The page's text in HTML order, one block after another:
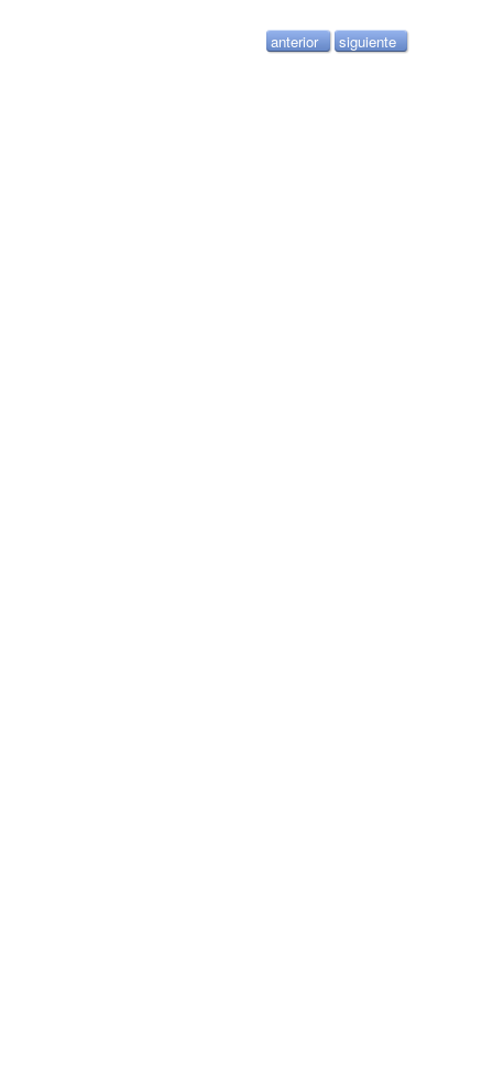
anterior siguiente